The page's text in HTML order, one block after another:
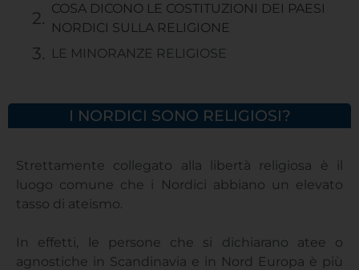
COSA DICONO LE COSTITUZIONI DEI PAESI
NORDICI SULLA RELIGIONE
LE MINORANZE RELIGIOSE
I NORDICI SONO RELIGIOSI?
Strettamente collegato alla libertà religiosa è il
luogo comune che i Nordici abbiano un elevato
tasso di ateismo.
In effetti, le persone che si dichiarano atee o
agnostiche in Scandinavia e in Nord Europa è più